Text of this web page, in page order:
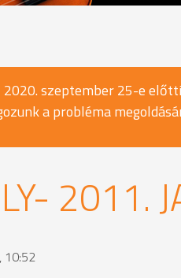
2020. szeptember 25-e
a probléma
2011.
10:52